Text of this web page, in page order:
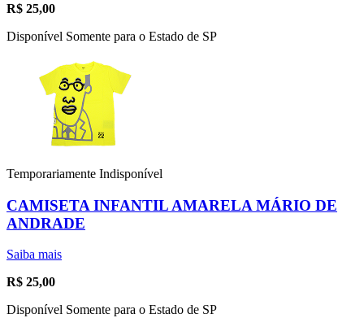
R$ 25,00
Disponível Somente para o Estado de SP
Temporariamente Indisponível
CAMISETA INFANTIL AMARELA MÁRIO DE
ANDRADE
Saiba mais
R$ 25,00
Disponível Somente para o Estado de SP